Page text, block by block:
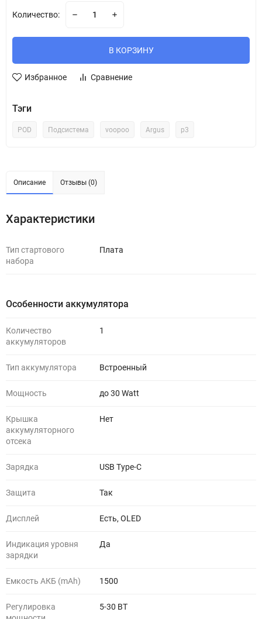
Количество:
В КОРЗИНУ
Избранное Сравнение
Тэги
POD Подсистема voopoo Argus p3
Описание Отзывы (0)
Характеристики
Тип стартового
набора
Плата
Особенности аккумулятора
Количество
аккумуляторов
1
Тип аккумулятора Встроенный
Мощность до 30 Watt
Крышка
аккумуляторного
отсека
Нет
Зарядка USB Type-C
Защита Так
Дисплей Есть, OLED
Индикация уровня
зарядки
Да
Емкость АКБ (mAh) 1500
Регулировка
5-30 ВТ